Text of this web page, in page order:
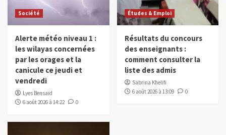
Société
Alerte météo niveau 1 :
les wilayas concernées
par les orages et la
canicule ce jeudi et
vendredi
Lyes Bensaïd
6 août 2026 à 14:22
0
Études & Emploi
Résultats du concours
des enseignants :
comment consulter la
liste des admis
Sabrina Khelifi
6 août 2026 à 13:09
0